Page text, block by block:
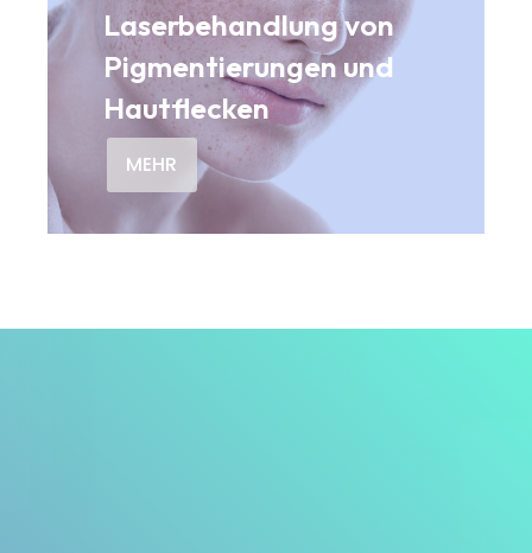
Laserbehandlung von
Pigmentierungen und
Hautflecken
MEHR